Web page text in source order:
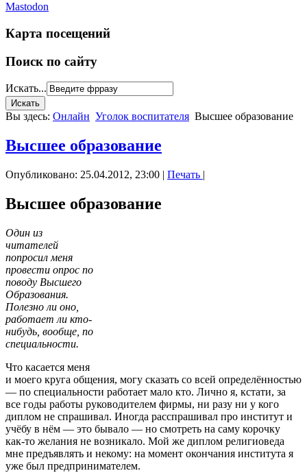
Mastodon
Карта посещений
Поиск по сайту
Искать...
Вы здесь: Онлайн Уголок воспитателя Высшее образование
Высшее образование
Опубликовано: 25.04.2012, 23:00 | Печать |
Высшее образование
Один из
читателей
попросил меня
провести опрос по
поводу Высшего
Образования.
Полезно ли оно,
работает ли кто-
нибудь, вообще, по
специальности.
Что касается меня
и моего круга общения, могу сказать со всей определённостью
— по специальности работает мало кто. Лично я, кстати, за
все годы работы руководителем фирмы, ни разу ни у кого
диплом не спрашивал. Иногда расспрашивал про институт и
учёбу в нём — это бывало — но смотреть на саму корочку
как-то желания не возникало. Мой же диплом религиоведа
мне предъявлять и некому: на момент окончания института я
уже был предпринимателем.